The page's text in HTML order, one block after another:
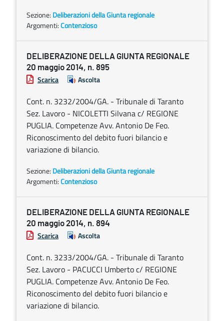
Sezione: Deliberazioni della Giunta regionale
Argomenti:Contenzioso
DELIBERAZIONE DELLA GIUNTA REGIONALE
20 maggio 2014, n. 895
Scarica Ascolta
Cont. n. 3232/2004/GA. - Tribunale di Taranto
Sez. Lavoro - NICOLETTI Silvana c/ REGIONE
PUGLIA. Competenze Avv. Antonio De Feo.
Riconoscimento del debito fuori bilancio e
variazione di bilancio.
Sezione: Deliberazioni della Giunta regionale
Argomenti:Contenzioso
DELIBERAZIONE DELLA GIUNTA REGIONALE
20 maggio 2014, n. 894
Scarica Ascolta
Cont. n. 3233/2004/GA. - Tribunale di Taranto
Sez. Lavoro - PACUCCI Umberto c/ REGIONE
PUGLIA. Competenze Avv. Antonio De Feo.
Riconoscimento del debito fuori bilancio e
variazione di bilancio.